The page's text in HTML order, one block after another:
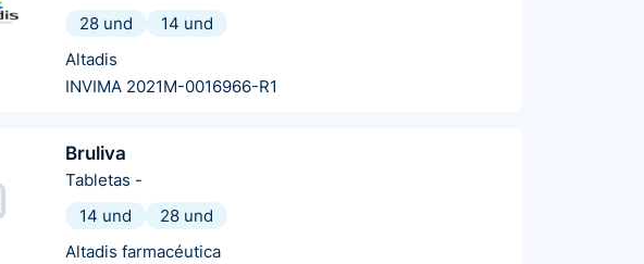
28 und
14 und
Altadis
INVIMA 2021M-0016966-R1
Bruliva
Tabletas -
14 und
28 und
Altadis farmacéutica